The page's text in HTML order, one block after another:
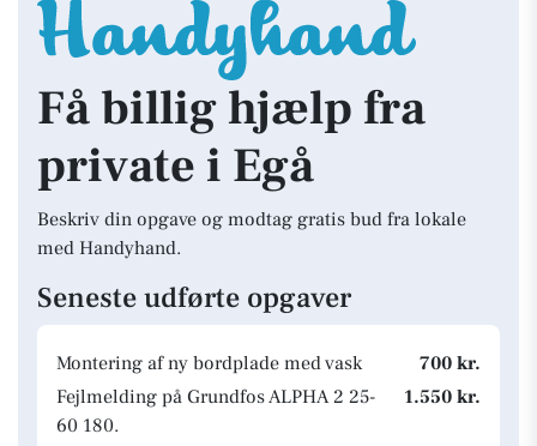
Få billig hjælp fra
private i Egå
Beskriv din opgave og modtag gratis bud fra lokale
med Handyhand.
Seneste udførte opgaver
Montering af ny bordplade med vask
700 kr.
Fejlmelding på Grundfos ALPHA 2 25-
60 180.
1.550 kr.